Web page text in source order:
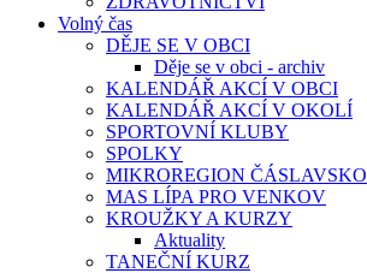
Volný čas
DĚJE SE V OBCI
Děje se v obci - archiv
KALENDÁŘ AKCÍ V OBCI
KALENDÁŘ AKCÍ V OKOLÍ
SPORTOVNÍ KLUBY
SPOLKY
MIKROREGION ČÁSLAVSKO
MAS LÍPA PRO VENKOV
KROUŽKY A KURZY
Aktuality
TANEČNÍ KURZ